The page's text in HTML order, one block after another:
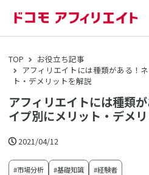
TOP
お役立ち記事
アフィリエイトには種類がある！
ト・デメリットを解説
アフィリエイトには種類
イプ別にメリット・デメ
2021/04/12
#市場分析 #基礎知識 #経験者